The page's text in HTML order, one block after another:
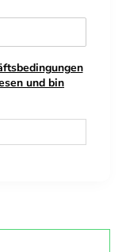
und bin